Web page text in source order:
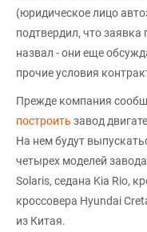
(юридическое лицо
подтвердил, что заявка
назвал - они еще
прочие условия
Прежде компания
построить завод
На нем будут
четырех моделей
Solaris, седана Kia Rio,
кроссовера Hyundai
из Китая.